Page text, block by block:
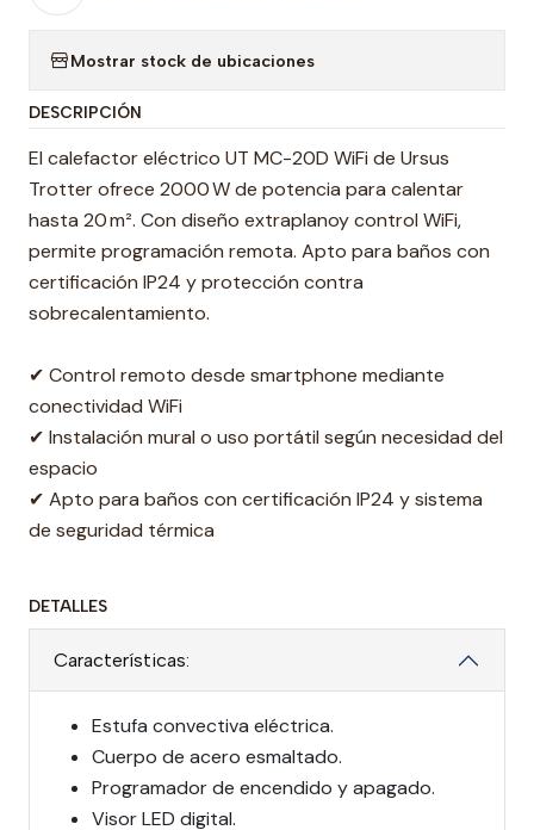
Mostrar stock de ubicaciones
DESCRIPCIÓN
El calefactor eléctrico UT MC-20D WiFi de Ursus
Trotter ofrece 2000 W de potencia para calentar
hasta 20 m². Con diseño extraplanoy control WiFi,
permite programación remota. Apto para baños con
certificación IP24 y protección contra
sobrecalentamiento.
✔ Control remoto desde smartphone mediante
conectividad WiFi
✔ Instalación mural o uso portátil según necesidad del
espacio
✔ Apto para baños con certificación IP24 y sistema
de seguridad térmica
DETALLES
Características:
Estufa convectiva eléctrica.
Cuerpo de acero esmaltado.
Programador de encendido y apagado.
Visor LED digital.